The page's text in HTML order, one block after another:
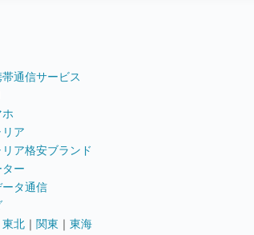
通信サービス
ア
ア格安ブランド
ー
タ通信
東北 ｜ 関東 ｜ 東海